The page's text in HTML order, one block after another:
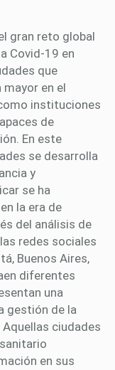
gran reto global
Covid-19 en
que
mayor en el
instituciones
de
En este
se desarrolla
y
se ha
la era de
del análisis de
redes sociales
Buenos Aires,
diferentes
una
gestión de la
ciudades
en sus